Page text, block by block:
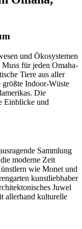
und Ökosystemen
für jeden Omaha-
Tiere aus aller
größte Indoor-Wüste
Die
Einblicke und
Sammlung
moderne Zeit
wie Monet und
kunstliebhaber
Juwel
allerhand kulturelle